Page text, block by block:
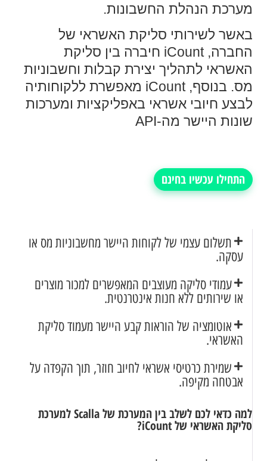
מערכת הנהלת החשבונות.
באשר לשירותי סליקת האשראי של
החברה, iCount חיברה בין סליקת
האשראי לתהליך יצירת קבלות וחשבוניות
מס. בנוסף, iCount מאפשרת ללקוחותיה
לבצע חיובי אשראי באפליקציות ומערכות
שונות היישר מה-API
התחילו עכשיו בחינם
תשלום עצמי של לקוחות היישר מחשבוניות מס או
עסקה.
עמודי סליקה מעוצבים המאפשרים למכור מוצרים
או שירותים ללא חנות אינטרנטית.
אוטומציה של הוראות קבע היישר מעמוד סליקת
האשראי.
שמירת כרטיסי אשראי לחיוב חוזר, תוך הקפדה על
אבטחה מקיפה.
למה כדאי לכם לשלב בין המערכת של Scalla למערכת
סליקת האשראי של iCount?